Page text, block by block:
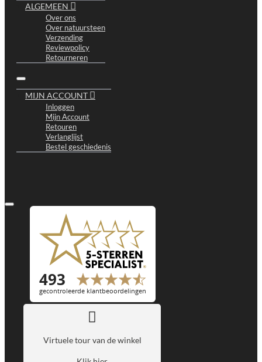
ALGEMEEN
Over ons
Over natuursteen
Verzending
Reviewpolicy
Retourneren
MIJN ACCOUNT
Inloggen
Mijn Account
Retouren
Verlanglijst
Bestel geschiedenis
Virtuele tour van de winkel